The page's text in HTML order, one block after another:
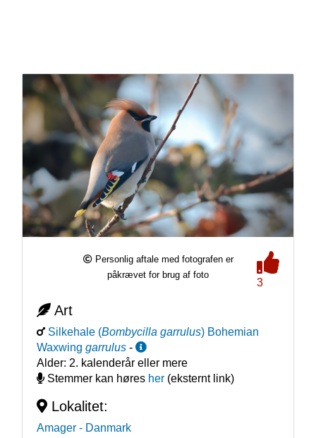
Personlig aftale med fotografen er
påkrævet for brug af foto
3
Art
Silkehale (Bombycilla garrulus) Bohemian
Waxwing garrulus -
Alder: 2. kalenderår eller mere
Stemmer kan høres her(eksternt link)
Lokalitet:
Amager - Danmark